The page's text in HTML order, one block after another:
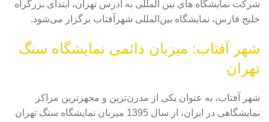
شرکت نمایشگاه های بین المللی به آدرس تهران، ابتدای بزرگراه
خلیج فارس، نمایشگاه بین‌المللی شهرآفتاب برگزار می‌شود.
شهر آفتاب: میزبان دائمی نمایشگاه سنگ
تهران
شهر آفتاب، به عنوان یکی از مدرن‌ترین و مجهزترین مراکز
نمایشگاهی در ایران، از سال 1395 میزبان نمایشگاه سنگ تهران